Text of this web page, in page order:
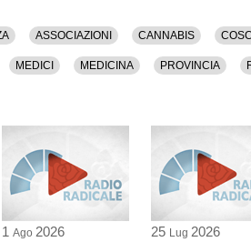
ASSOCIAZIONI CANNABIS
MEDICI MEDICINA PROVINCIA
1 Ago 2026 25 Lug 2026